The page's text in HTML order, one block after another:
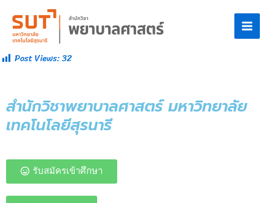
Post Views:32
สำนักวิชาพยาบาลศาสตร์ มหาวิทยาลัย
เทคโนโลยีสุรนารี
รับสมัครเข้าศึกษา